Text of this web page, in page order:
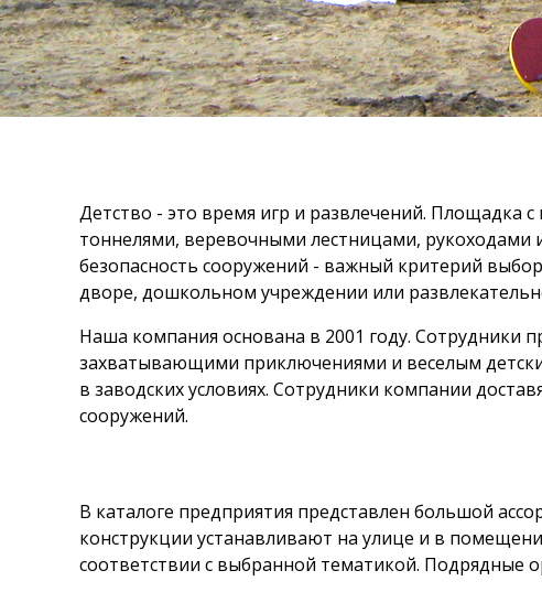
Детство - это время игр и развлечений. Площадка
тоннелями, веревочными лестницами, рукоходами
безопасность сооружений - важный критерий
дворе, дошкольном учреждении или
Наша компания основана в 2001 году. Сотрудники
захватывающими приключениями и веселым
в заводских условиях. Сотрудники компании
сооружений.
В каталоге предприятия представлен большой
конструкции устанавливают на улице и в
соответствии с выбранной тематикой. Подрядные